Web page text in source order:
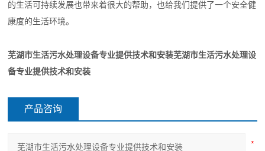
的生活可持续发展也带来着很大的帮助，也给我们提供了一个安全健
康度的生活环境。
芜湖市生活污水处理设备专业提供技术和安装芜湖市生活污水处理设
备专业提供技术和安装
产品咨询